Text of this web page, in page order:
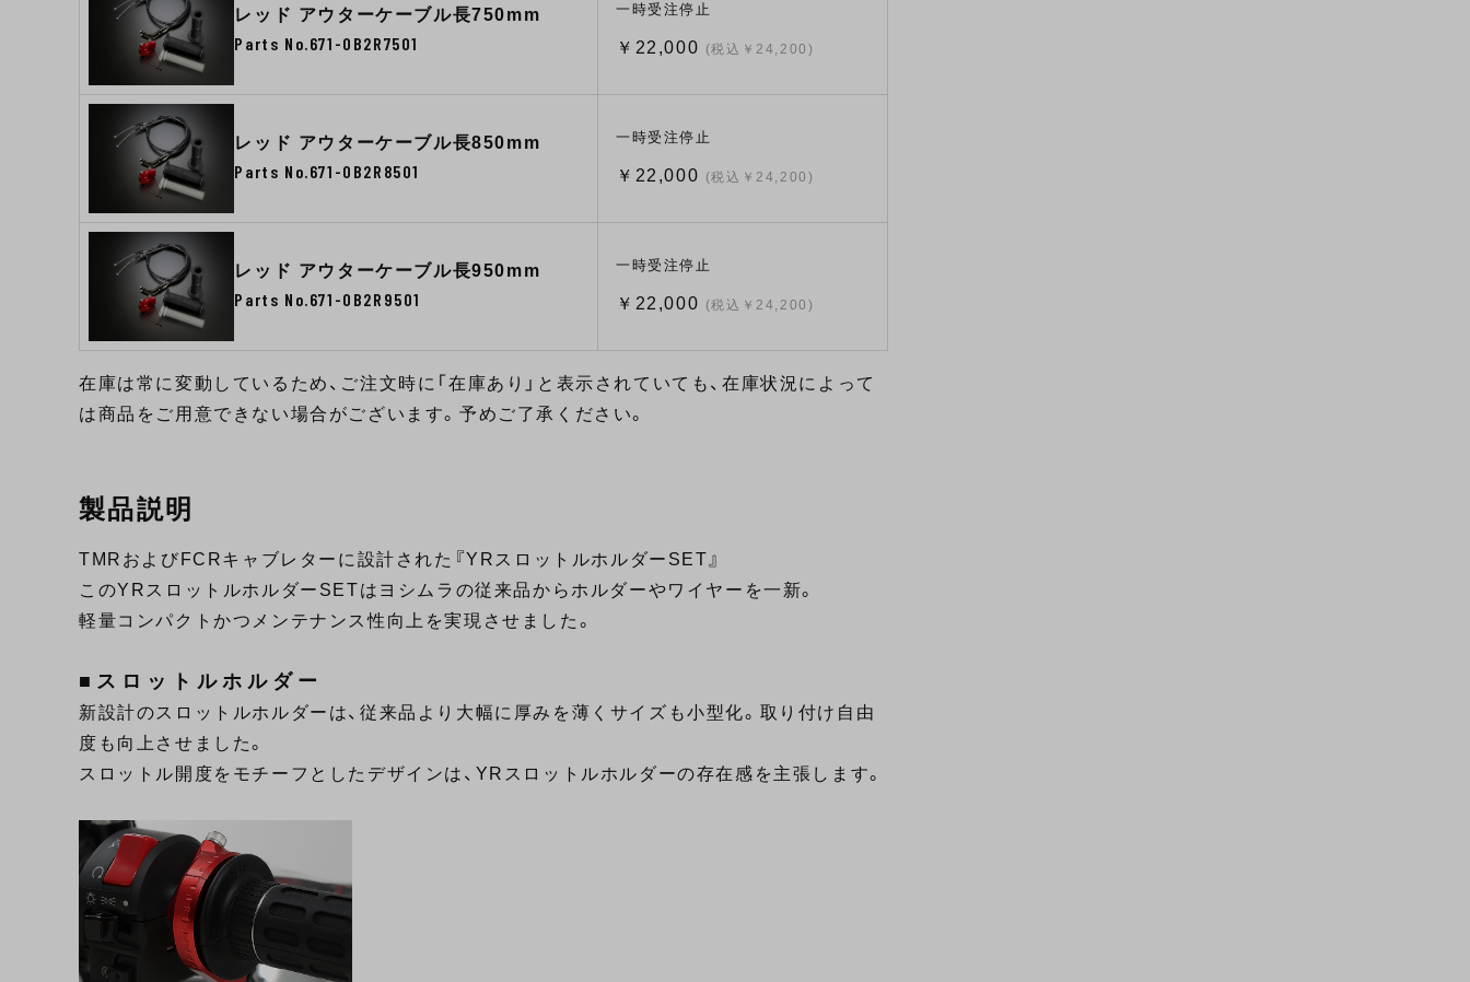
レッド アウターケーブル長750mm
Parts No.671-0B2R7501
一時受注停止
￥22,000 (税込￥24,200)
レッド アウターケーブル長850mm
Parts No.671-0B2R8501
一時受注停止
￥22,000 (税込￥24,200)
レッド アウターケーブル長950mm
Parts No.671-0B2R9501
一時受注停止
￥22,000 (税込￥24,200)
在庫は常に変動しているため、ご注文時に「在庫あり」と表示されていても、在庫状況によって
は商品をご用意できない場合がございます。予めご了承ください。
製品説明
TMRおよびFCRキャブレターに設計された『YRスロットルホルダーSET』
このYRスロットルホルダーSETはヨシムラの従来品からホルダーやワイヤーを一新。
軽量コンパクトかつメンテナンス性向上を実現させました。
■スロットルホルダー
新設計のスロットルホルダーは、従来品より大幅に厚みを薄くサイズも小型化。取り付け自由
度も向上させました。
スロットル開度をモチーフとしたデザインは、YRスロットルホルダーの存在感を主張します。